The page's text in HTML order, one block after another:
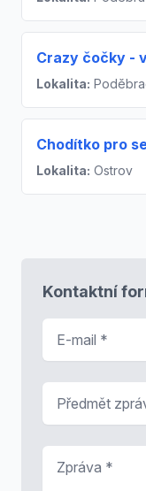
Crazy čočky -
Lokalita:
Chodítko pro
Lokalita: Ostrov
Kontaktní